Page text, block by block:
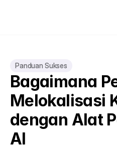
Panduan Sukses
Bagaimana
Melokalisasi
dengan Alat
AI